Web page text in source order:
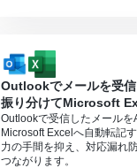
Outlookでメールを受
振り分けてMicrosoft
Outlookで受信したメールを
Microsoft Excelへ自動転記
力の手間を抑え、対応漏れ
つながります。